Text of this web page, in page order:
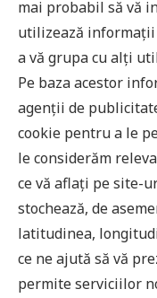
mai probabil să vă
utilizează
a vă grupa cu alți
Pe baza acestor
agenții de
cookie pentru a le
le considerăm
ce vă aflați pe site-
stochează, de
latitudinea,
ce ne ajută să vă
permite serviciilor